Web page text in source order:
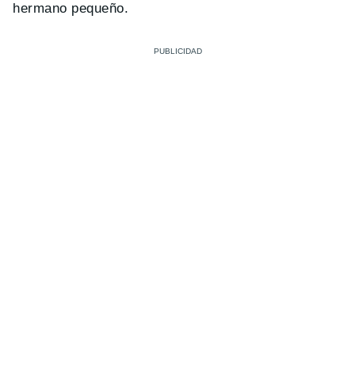
hermano pequeño.